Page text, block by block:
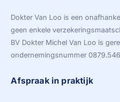
Top
Dokter Van Loo is een
geen enkele
BV Dokter Michel Van Loo is
ondernemingsnummer
Afspraak in praktijk